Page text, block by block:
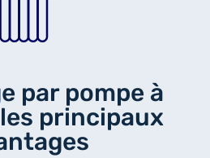
par pompe à
principaux